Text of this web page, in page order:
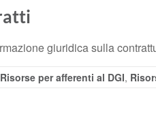
giuridica sulla
Risorse per afferenti al DGI,